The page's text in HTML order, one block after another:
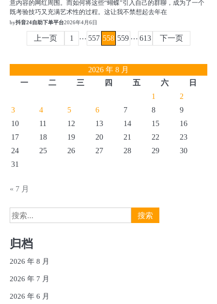
意内容的网红周围。而如何将这些“蝴蝶”引入自己的群聊，成为了一个
既考验技巧又充满艺术性的过程。这让我不禁想起去年在
by抖音24自助下单平台2026年4月6日
分
上一页 1 … 557 558 559 … 613 下一页
2026 年 8 月
一
二 三 四 五 六
日
1
2
3
4 5 6 7 8
9
10
11 12 13 14 15
16
17
18 19 20 21 22
23
24
25 26 27 28 29
30
31
« 7 月
搜
索：
归档
2026 年 8 月
2026 年 7 月
2026 年 6 月